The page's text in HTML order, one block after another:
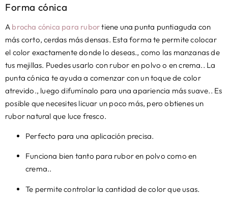
Forma cónica
A brocha cónica para rubortiene una punta puntiaguda con
más corto, cerdas más densas. Esta forma te permite colocar
el color exactamente donde lo deseas., como las manzanas de
tus mejillas. Puedes usarlo con rubor en polvo o en crema.. La
punta cónica te ayuda a comenzar con un toque de color
atrevido., luego difumínalo para una apariencia más suave.. Es
posible que necesites licuar un poco más, pero obtienes un
rubor natural que luce fresco.
Perfecto para una aplicación precisa.
Funciona bien tanto para rubor en polvo como en
crema..
Te permite controlar la cantidad de color que usas.